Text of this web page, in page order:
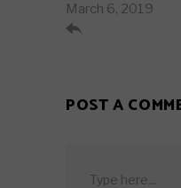
March 6, 2019

POST A